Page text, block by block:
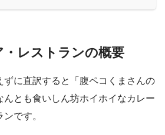
レストランの概要
ずに直訳すると「腹ペコくまさんの
んとも食いしん坊ホイホイなカレー
です。